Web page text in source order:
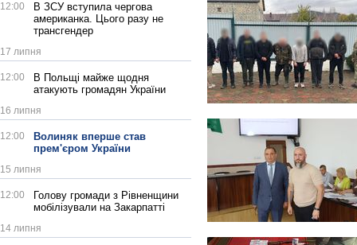
12:00
В ЗСУ вступила чергова
американка. Цього разу не
трансгендер
17 липня
12:00
В Польщі майже щодня
атакують громадян України
16 липня
12:00
Волиняк вперше став
прем'єром України
15 липня
12:00
Голову громади з Рівненщини
мобілізували на Закарпатті
14 липня